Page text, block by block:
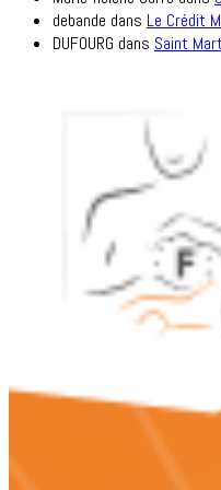
debande dans Le Crédit
DUFOURG dans Saint